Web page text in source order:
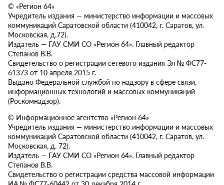
© «Регион 64»
Учредитель издания — министерство информации и массовых
коммуникаций Саратовской области (410042, г. Саратов, ул.
Московская, д.72).
Издатель — ГАУ СМИ СО «Регион 64». Главный редактор
Степанов В.В.
Свидетельство о регистрации сетевого издания Эл № ФС77-
61373 от 10 апреля 2015 г.
Выдано Федеральной службой по надзору в сфере связи,
информационных технологий и массовых коммуникаций
(Роскомнадзор).
© Информационное агентство «Регион 64»
Учредитель издания — министерство информации и массовых
коммуникаций Саратовской области (410042, г. Саратов, ул.
Московская, д. 72).
Издатель — ГАУ СМИ СО «Регион 64». Главный редактор
Степанов В.В.
Свидетельство о регистрации средства массовой информации